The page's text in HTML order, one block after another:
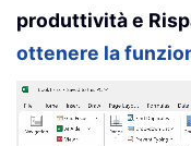
produttività e
ottenere la